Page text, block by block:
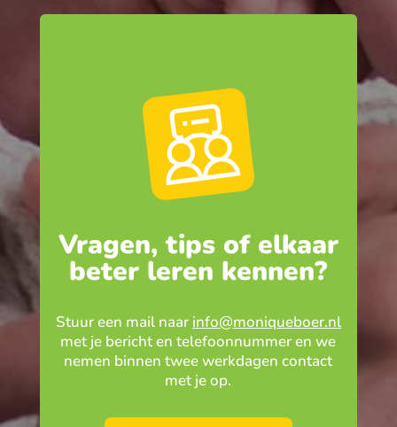
Vragen, tips of elkaar
beter leren kennen?
Stuur een mail naar info@moniqueboer.nl
met je bericht en telefoonnummer en we
nemen binnen twee werkdagen contact
met je op.